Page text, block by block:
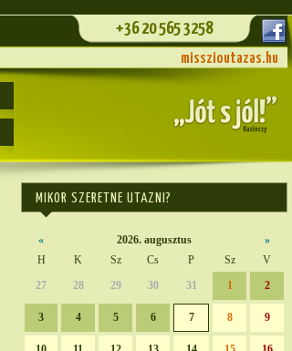
+36 20 565 3258
misszioutazas.hu
MIKOR SZERETNE UTAZNI?
« 2026. augusztus
»
H
K Sz Cs P Sz
V
27
28 29 30 31 1 2
3 4 5 6 7 8 9